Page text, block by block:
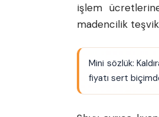
işlem
madencilik
Mini sözlük:
fiyatı sert